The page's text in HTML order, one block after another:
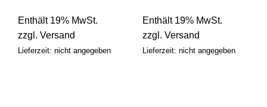
Enthält 19% MwSt.
zzgl. Versand
Lieferzeit: nicht angegeben
Enthält 19% MwSt.
zzgl. Versand
Lieferzeit: nicht angegeben